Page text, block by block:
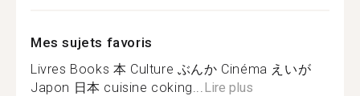
Mes sujets favoris
Livres Books 本 Culture ぶんか Cinéma えいが
Japon 日本 cuisine coking... Lire plus